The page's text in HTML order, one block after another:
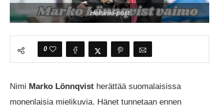
Helsinki-post
0
Nimi Marko Lönnqvist herättää suomalaisissa
monenlaisia mielikuvia. Hänet tunnetaan ennen